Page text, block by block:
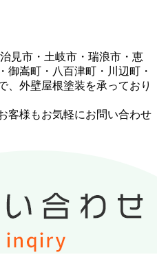
見市・土岐市・瑞浪市・恵
御嵩町・八百津町・川辺町・
、外壁屋根塗装を承っており
客様もお気軽にお問い合わせ